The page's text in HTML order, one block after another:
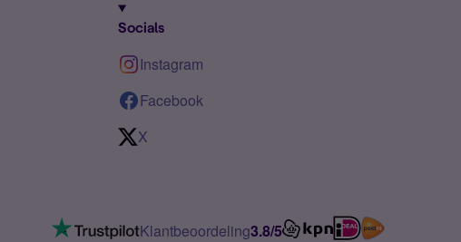
Socials
Instagram
Facebook
X
Klantbeoordeling3.8/5